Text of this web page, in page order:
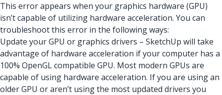
This error appears when your graphics hardware (GPU)
isn’t capable of utilizing hardware acceleration. You can
troubleshoot this error in the following ways:
Update your GPU or graphics drivers – SketchUp will take
advantage of hardware acceleration if your computer has a
100% OpenGL compatible GPU. Most modern GPUs are
capable of using hardware acceleration. If you are using an
older GPU or aren’t using the most updated drivers you